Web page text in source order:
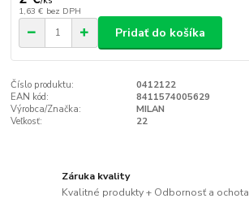
1,63 € bez DPH
Pridať do košíka
Číslo produktu:
0412122
EAN kód:
8411574005629
Výrobca/Značka:
MILAN
Veľkosť:
22
Záruka kvality
Kvalitné produkty + Odbornosť a ochota